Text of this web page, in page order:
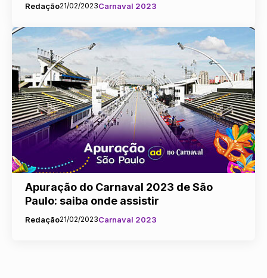
Redação21/02/2023Carnaval 2023
Apuração do Carnaval 2023 de São
Paulo: saiba onde assistir
Redação21/02/2023Carnaval 2023